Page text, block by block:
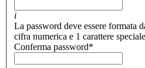
i
La password deve essere formata
cifra numerica e 1 carattere
Conferma password*